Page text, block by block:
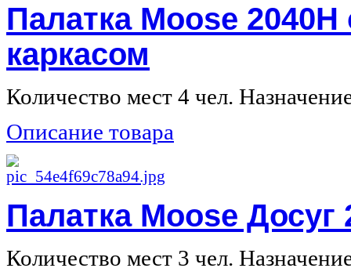
Палатка Moose
каркасом
Количество мест 4 чел.
Описание товара
Палатка Moose Досуг
Количество мест 3 чел.